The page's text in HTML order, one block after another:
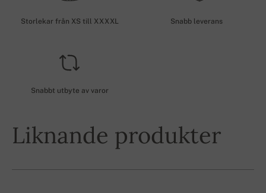
Storlekar från XS till XXXXL Snabb leverans
Snabbt utbyte av varor
Liknande produkter